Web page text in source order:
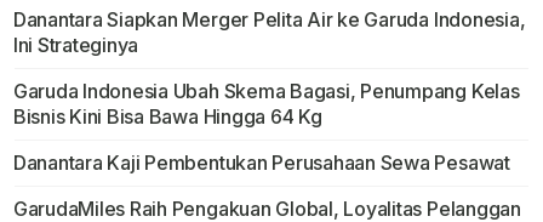
Danantara Siapkan Merger Pelita Air ke Garuda Indonesia,
Ini Strateginya
Garuda Indonesia Ubah Skema Bagasi, Penumpang Kelas
Bisnis Kini Bisa Bawa Hingga 64 Kg
Danantara Kaji Pembentukan Perusahaan Sewa Pesawat
GarudaMiles Raih Pengakuan Global, Loyalitas Pelanggan